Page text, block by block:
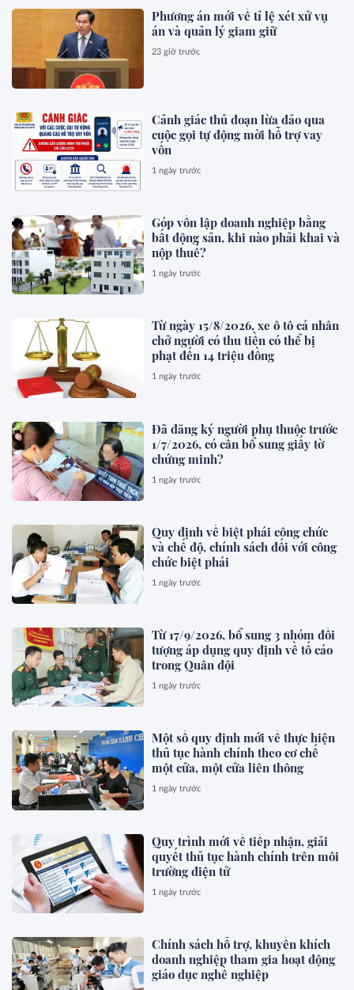
Phương án mới về tỉ lệ xét xử vụ
án và quản lý giam giữ
23 giờ trước
Cảnh giác thủ đoạn lừa đảo qua
cuộc gọi tự động mời hỗ trợ vay
vốn
1 ngày trước
Góp vốn lập doanh nghiệp bằng
bất động sản, khi nào phải khai và
nộp thuế?
1 ngày trước
Từ ngày 15/8/2026, xe ô tô cá nhân
chở người có thu tiền có thể bị
phạt đến 14 triệu đồng
1 ngày trước
Đã đăng ký người phụ thuộc trước
1/7/2026, có cần bổ sung giấy tờ
chứng minh?
1 ngày trước
Quy định về biệt phái công chức
và chế độ, chính sách đối với công
chức biệt phái
1 ngày trước
Từ 17/9/2026, bổ sung 3 nhóm đối
tượng áp dụng quy định về tố cáo
trong Quân đội
1 ngày trước
Một số quy định mới về thực hiện
thủ tục hành chính theo cơ chế
một cửa, một cửa liên thông
1 ngày trước
Quy trình mới về tiếp nhận, giải
quyết thủ tục hành chính trên môi
trường điện tử
1 ngày trước
Chính sách hỗ trợ, khuyến khích
doanh nghiệp tham gia hoạt động
giáo dục nghề nghiệp